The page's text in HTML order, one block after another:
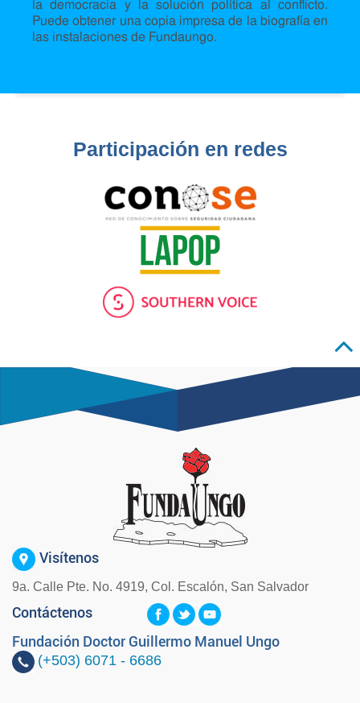
la democracia y la solución política al conflicto.
Puede obtener una copia impresa de la biografía en
las instalaciones de Fundaungo.
Participación en redes
Visítenos
9a. Calle Pte. No. 4919, Col. Escalón, San Salvador
Contáctenos
Fundación Doctor Guillermo Manuel Ungo
(+503) 6071 - 6686